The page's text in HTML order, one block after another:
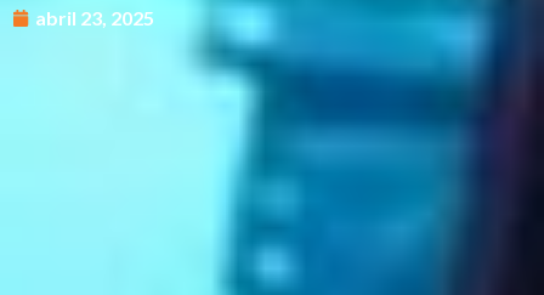
abril 23, 2025